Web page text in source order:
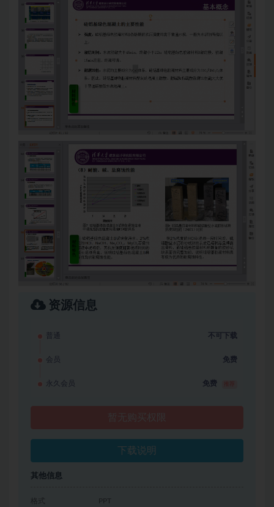
资源信息
普通 不可下载
会员 免费
永久会员 免费
下载说明
其他信息
格式